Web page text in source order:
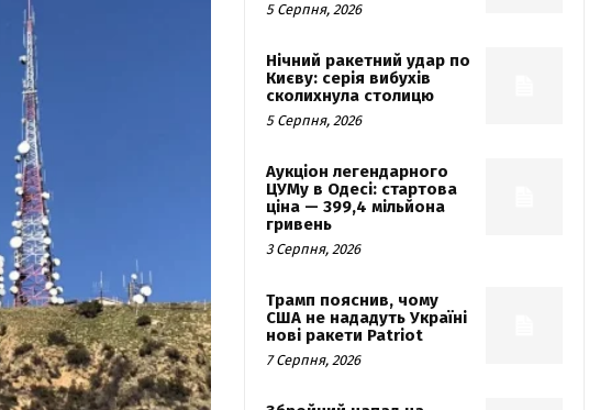
5 Серпня, 2026
Нічний ракетний удар по
Києву: серія вибухів
сколихнула столицю
5 Серпня, 2026
Аукціон легендарного
ЦУМу в Одесі: стартова
ціна — 399,4 мільйона
гривень
3 Серпня, 2026
Трамп пояснив, чому
США не нададуть Україні
нові ракети Patriot
7 Серпня, 2026